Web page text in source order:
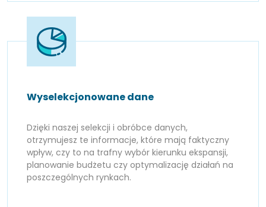
Wyselekcjonowane dane
Dzięki naszej selekcji i obróbce danych,
otrzymujesz te informacje, które mają faktyczny
wpływ, czy to na trafny wybór kierunku ekspansji,
planowanie budżetu czy optymalizację działań na
poszczególnych rynkach.